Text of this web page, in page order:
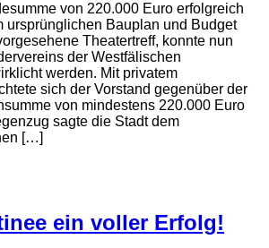
von 220.000 Euro erfolgreich
ursprünglichen Bauplan und Budget
Theatertreff, konnte nun
der Westfälischen
werden. Mit privatem
sich der Vorstand gegenüber der
von mindestens 220.000 Euro
sagte die Stadt dem
[…]
ein voller Erfolg!